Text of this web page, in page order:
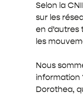
Selon la
sur les
en d’autres
les
Nous
information
Dorothea,